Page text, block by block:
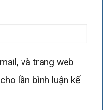
và trang web
lần bình luận kế